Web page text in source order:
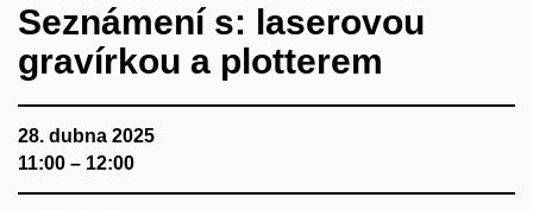
Seznámení s: laserovou
gravírkou a plotterem
28. dubna 2025
11:00 – 12:00